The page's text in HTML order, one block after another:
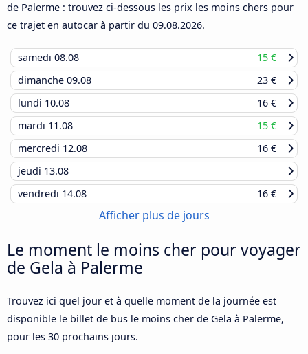
de Palerme : trouvez ci-dessous les prix les moins chers pour
ce trajet en autocar à partir du 09.08.2026.
samedi 08.08
15 €
dimanche 09.08
23 €
lundi 10.08
16 €
mardi 11.08
15 €
mercredi 12.08
16 €
jeudi 13.08
vendredi 14.08 16 €
Afficher plus de jours
Le moment le moins cher pour voyager
de Gela à Palerme
Trouvez ici quel jour et à quelle moment de la journée est
disponible le billet de bus le moins cher de Gela à Palerme,
pour les 30 prochains jours.